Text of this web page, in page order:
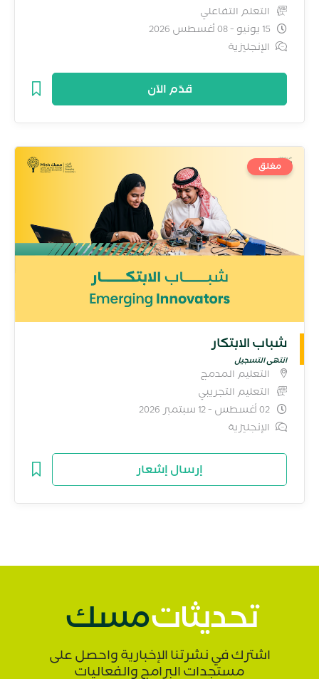
التعلم التفاعلي
15 يونيو - 08 أغسطس 2026
الإنجليزية
قدّم الآن
مغلق
شباب الابتكار
انتهى التسجيل
التعليم المدمج
التعليم التجريبي
02 أغسطس - 12 سبتمبر 2026
الإنجليزية
إرسال إشعار
مسكتحديثات
اشترك في نشرتنا الإخبارية واحصل على
مستجدات البرامج والفعاليات